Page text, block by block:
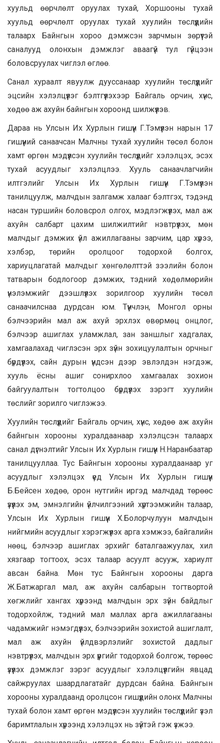
хуульд өөрчлөлт оруулах тухай, Хоршооны тухай
хуульд өөрчлөлт оруулах тухай хуулийн төслүүдийн
талаарх Байнгын хороо дэмжсэн зарчмын зөрүүтэй
саналууд олонхын дэмжлэг аваагүй тул гүйцээн
боловсруулах чиглэл өглөө.
Санал хураалт явуулж дууссанаар хуулийн төслүүдийг
эцсийн хэлэлцүүлэг бэлтгүүлэхээр Байгаль орчин, хүнс,
хөдөө аж ахуйн байнгын хороонд шилжүүлэв.
Дараа нь Улсын Их Хурлын гишүүн Г.Тэмүүлэн нарын 17
гишүүний санаачсан Малчны тухай хуулийн төсөл болон
хамт өргөн мэдүүлсэн хуулийн төслүүдийг хэлэлцэх, эсэх
тухай асуудлыг хэлэлцлээ. Хууль санаачлагчийн
илтгэлийг Улсын Их Хурлын гишүүн Г.Тэмүүлэн
танилцуулж, малчдын залгамж халааг бэлтгэх, тэдэнд
насан туршийн боловсрол олгох, мэдлэгжүүлэх, мал аж
ахуйн салбарт цахим шилжилтийг нэвтрүүлэх, мөн
малчдыг дэмжих үйл ажиллагааны зарчим, цар хүрээ,
хэлбэр, төрийн оролцоог тодорхой болгох,
хариуцлагатай малчдыг хөнгөлөлттэй зээлийн болон
татварын бодлогоор дэмжих, тэдний хөдөлмөрийн
үнэлэмжийг дээшлүүлэх зорилгоор хуулийн төсөл
санаачилснаа дурдсан юм. Түүнчлэн, Монгол орны
бэлчээрийн мал аж ахуй эрхлэх өвөрмөц онцлог,
бэлчээр ашиглах уламжлал, зан заншлыг хадгалах,
хамгаалахад чиглэсэн эрх зүйн зохицуулалтын орчныг
бүрдүүлэх, сайн дурын үндсэн дээр эвлэлдэн нэгдэж,
хууль ёсны ашиг сонирхлоо хамгаалах зохион
байгуулалтын тогтолцоо бүрдүүлэх зэрэгт хуулийн
төслийг зорилго чиглэжээ.
Хуулийн төслүүдийг Байгаль орчин, хүнс, хөдөө аж ахуйн
байнгын хорооны хуралдаанаар хэлэлцсэн талаарх
санал дүгнэлтийг Улсын Их Хурлын гишүүн Н.Наранбаатар
танилцууллаа. Тус Байнгын хорооны хуралдаанаар уг
асуудлыг хэлэлцэх үед Улсын Их Хурлын гишүүн
Б.Бейсен хөдөө, орон нутгийн иргэд малчдад төрөөс
үзүүлэх эм, эмнэлгийн үйлчилгээний хүртээмжийн талаар,
Улсын Их Хурлын гишүүн Х.Болорчулуун малчдын
нийгмийн асуудлыг хэрэгжүүлэх арга хэмжээ, байгалийн
нөөц, бэлчээр ашиглах эрхийг баталгаажуулах, хил
хязгаар тогтоох, эсэх талаар асуулт асууж, хариулт
авсан байна. Мөн тус Байнгын хорооны дарга
Ж.Батжаргал мал, аж ахуйн салбарын тогтвортой
хөгжлийг хангах хүрээнд малчдын эрх зүйн байдлыг
тодорхойлж, тэдний мал маллах арга ажиллагааны
чадамжийг нэмэгдүүлэх, бэлчээрийн зохистой ашиглалт,
мал аж ахуйн үйлдвэрлэлийг зохистой дадлыг
нэвтрүүлэх, малчдын эрх үүргийг тодорхой болгож, төрөөс
үзүүлэх дэмжлэг зэрэг асуудлыг хэлэлцүүлгийн явцад
сайжруулах шаардлагатайг дурдсан байна. Байнгын
хорооны хуралдаанд оролцсон гишүүдийн олонх Малчны
тухай болон хамт өргөн мэдүүлсэн хуулийн төслүүдийг үзэл
баримтлалын хүрээнд хэлэлцэх нь зүйтэй гэж үзжээ.